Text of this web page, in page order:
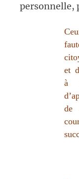
personnelle,
et
à
de